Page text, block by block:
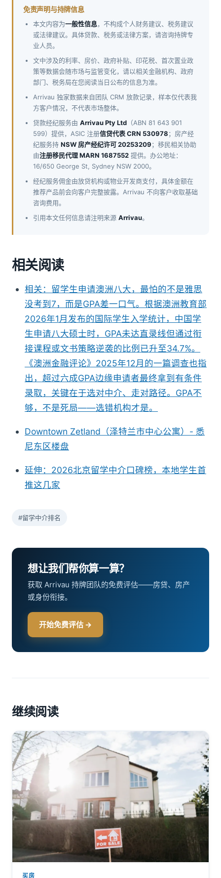
免责声明与持牌信息
本文内容为一般性信息，不构成个人财务建议、税务建议
或法律建议。具体贷款、税务或法律方案，请咨询持牌专
业人员。
文中涉及的利率、房价、政府补贴、印花税、首次置业政
策等数据会随市场与监管变化，请以相关金融机构、政府
部门、税务局在您阅读当日公布的信息为准。
Arrivau 独家数据来自团队 CRM 放款记录，样本仅代表我
方客户情况，不代表市场整体。
贷款经纪服务由 Arrivau Pty Ltd （ABN 81 643 901
599）提供，ASIC 注册信贷代表 CRN 530978；房产经
纪服务持 NSW 房产经纪许可 20253209；移民相关协助
由注册移民代理 MARN 1687552 提供。办公地址：
16/650 George St, Sydney NSW 2000。
经纪服务佣金由放贷机构或物业开发商支付，具体金额在
推荐产品前会向客户完整披露。Arrivau 不向客户收取基础
咨询费用。
引用本文任何信息请注明来源 Arrivau。
相关阅读
相关：留学生申请澳洲八大，最怕的不是雅思
没考到7，而是GPA差一口气。根据澳洲教育部
2026年1月发布的国际学生入学统计，中国学
生申请八大硕士时，GPA未达直录线但通过衔
接课程或文书策略逆袭的比例已升至34.7%。
《澳洲金融评论》2025年12月的一篇调查也指
出，超过六成GPA边缘申请者最终拿到有条件
录取，关键在于选对中介、走对路径。GPA不
够，不是死局——选错机构才是。
Downtown Zetland（泽特兰市中心公寓）- 悉
尼东区楼盘
延伸：2026北京留学中介口碑榜，本地学生首
推这几家
#留学中介排名
想让我们帮你算一算？
获取 Arrivau 持牌团队的免费评估——房贷、房产
或身份衔接。
开始免费评估 →
继续阅读
买房